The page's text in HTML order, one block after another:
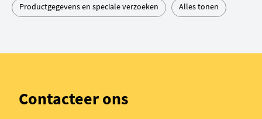
Productgegevens en speciale verzoeken Alles tonen
Contacteer ons